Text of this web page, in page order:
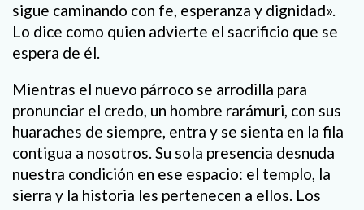
sigue caminando con fe, esperanza y dignidad».
Lo dice como quien advierte el sacrificio que se
espera de él.
Mientras el nuevo párroco se arrodilla para
pronunciar el credo, un hombre rarámuri, con sus
huaraches de siempre, entra y se sienta en la fila
contigua a nosotros. Su sola presencia desnuda
nuestra condición en ese espacio: el templo, la
sierra y la historia les pertenecen a ellos. Los